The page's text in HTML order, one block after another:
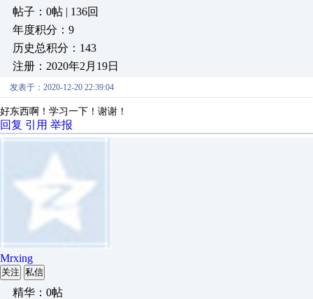
帖子：0帖 | 136回
年度积分：9
历史总积分：143
注册：2020年2月19日
发表于：2020-12-20 22:39:04
好东西啊！学习一下！谢谢！
回复 引用 举报
Mrxing
关注 私信
精华：0帖